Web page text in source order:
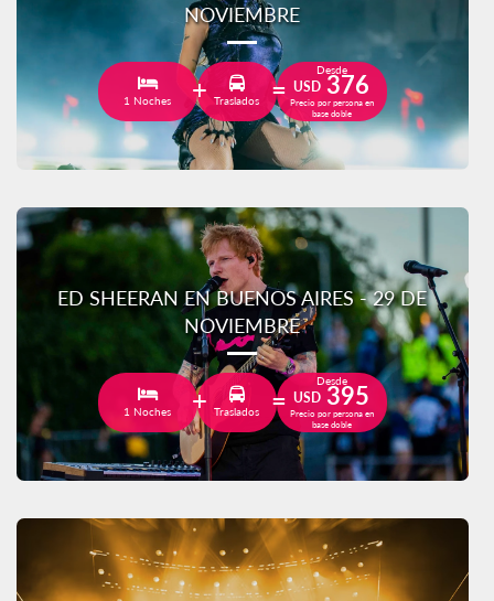
NOVIEMBRE
1 Noches Traslados
Desde
USD 376
Precio por persona en
base doble
ED SHEERAN EN BUENOS AIRES - 29 DE
NOVIEMBRE
1 Noches Traslados
Desde
USD 395
Precio por persona en
base doble